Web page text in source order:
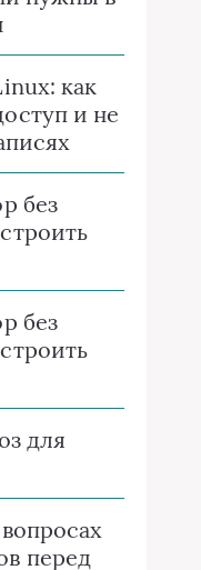
как
и не
без
без
для
перед